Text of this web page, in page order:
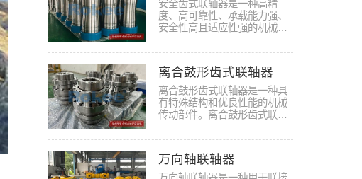
安全齿式联轴器是一种高精
度、高可靠性、承载能力强、
安全性高且适应性强的机械传
离合鼓形齿式联轴器
离合鼓形齿式联轴器是一种具
有特殊结构和优良性能的机械
传动部件。离合鼓形齿式联轴
万向轴联轴器